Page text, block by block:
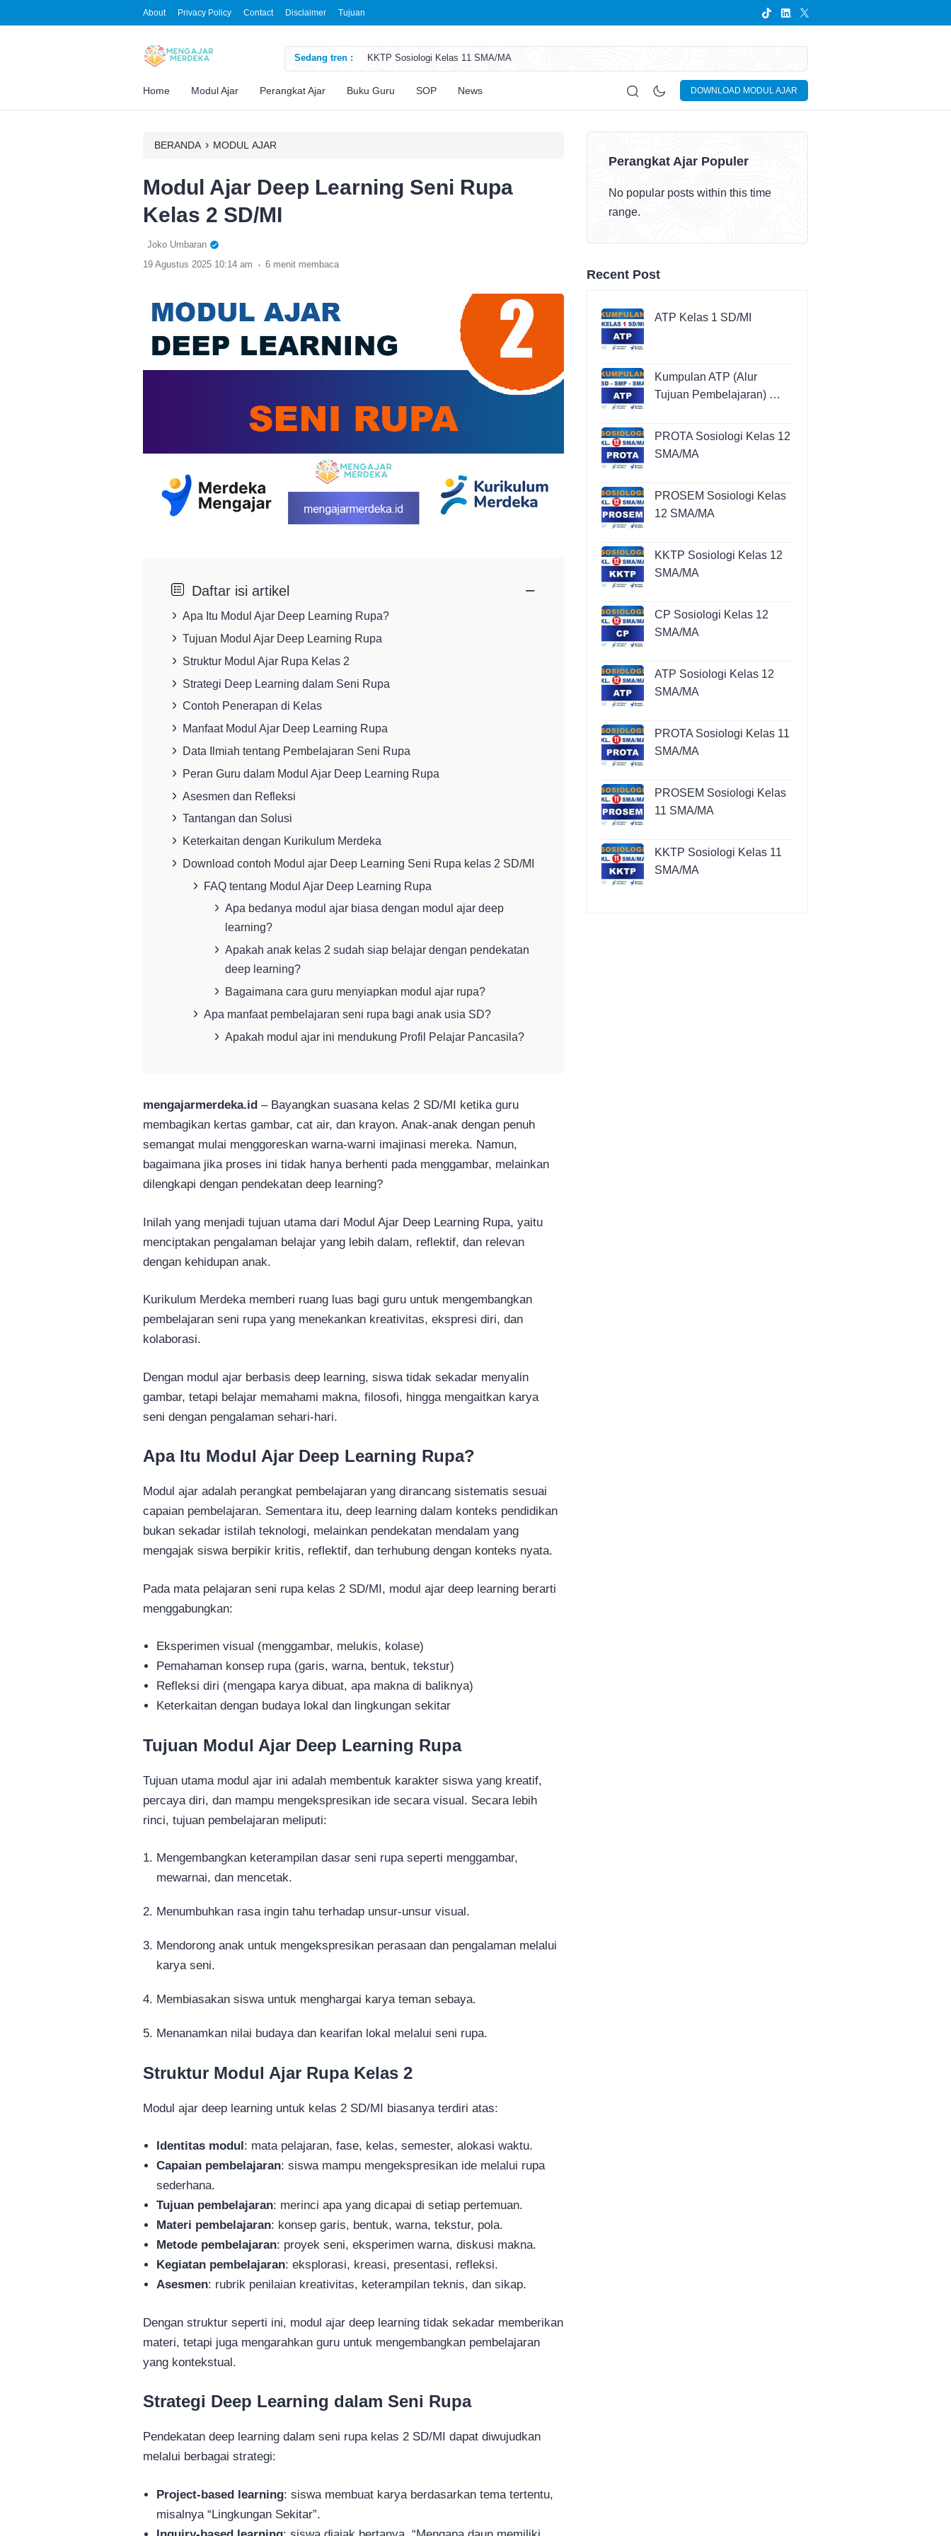
About Privacy Policy Contact Disclaimer Tujuan
Sedang tren :
KKTP Sosiologi Kelas 11 SMA/MA
ATP Seni Rupa Kelas 11 SMA/MA
ATP Sosiologi Kelas 11 SMA/MA
DOWNLOAD MODUL AJAR
Home Modul Ajar Perangkat Ajar Buku Guru SOP News
BERANDA › MODUL AJAR
Modul Ajar Deep Learning Seni Rupa
Kelas 2 SD/MI
Joko Umbaran
19 Agustus 2025 10:14 am . 6 menit membaca
Daftar isi artikel −
Apa Itu Modul Ajar Deep Learning Rupa?
Tujuan Modul Ajar Deep Learning Rupa
Struktur Modul Ajar Rupa Kelas 2
Strategi Deep Learning dalam Seni Rupa
Contoh Penerapan di Kelas
Manfaat Modul Ajar Deep Learning Rupa
Data Ilmiah tentang Pembelajaran Seni Rupa
Peran Guru dalam Modul Ajar Deep Learning Rupa
Asesmen dan Refleksi
Tantangan dan Solusi
Keterkaitan dengan Kurikulum Merdeka
Download contoh Modul ajar Deep Learning Seni Rupa kelas 2 SD/MI
FAQ tentang Modul Ajar Deep Learning Rupa
Apa bedanya modul ajar biasa dengan modul ajar deep
learning?
Apakah anak kelas 2 sudah siap belajar dengan pendekatan
deep learning?
Bagaimana cara guru menyiapkan modul ajar rupa?
Apa manfaat pembelajaran seni rupa bagi anak usia SD?
Apakah modul ajar ini mendukung Profil Pelajar Pancasila?
mengajarmerdeka.id – Bayangkan suasana kelas 2 SD/MI ketika guru
membagikan kertas gambar, cat air, dan krayon. Anak-anak dengan penuh
semangat mulai menggoreskan warna-warni imajinasi mereka. Namun,
bagaimana jika proses ini tidak hanya berhenti pada menggambar, melainkan
dilengkapi dengan pendekatan deep learning?
Inilah yang menjadi tujuan utama dari Modul Ajar Deep Learning Rupa, yaitu
menciptakan pengalaman belajar yang lebih dalam, reflektif, dan relevan
dengan kehidupan anak.
Kurikulum Merdeka memberi ruang luas bagi guru untuk mengembangkan
pembelajaran seni rupa yang menekankan kreativitas, ekspresi diri, dan
kolaborasi.
Dengan modul ajar berbasis deep learning, siswa tidak sekadar menyalin
gambar, tetapi belajar memahami makna, filosofi, hingga mengaitkan karya
seni dengan pengalaman sehari-hari.
Apa Itu Modul Ajar Deep Learning Rupa?
Modul ajar adalah perangkat pembelajaran yang dirancang sistematis sesuai
capaian pembelajaran. Sementara itu, deep learning dalam konteks pendidikan
bukan sekadar istilah teknologi, melainkan pendekatan mendalam yang
mengajak siswa berpikir kritis, reflektif, dan terhubung dengan konteks nyata.
Pada mata pelajaran seni rupa kelas 2 SD/MI, modul ajar deep learning berarti
menggabungkan:
Eksperimen visual (menggambar, melukis, kolase)
Pemahaman konsep rupa (garis, warna, bentuk, tekstur)
Refleksi diri (mengapa karya dibuat, apa makna di baliknya)
Keterkaitan dengan budaya lokal dan lingkungan sekitar
Tujuan Modul Ajar Deep Learning Rupa
Tujuan utama modul ajar ini adalah membentuk karakter siswa yang kreatif,
percaya diri, dan mampu mengekspresikan ide secara visual. Secara lebih
rinci, tujuan pembelajaran meliputi:
Mengembangkan keterampilan dasar seni rupa seperti menggambar,
mewarnai, dan mencetak.
Menumbuhkan rasa ingin tahu terhadap unsur-unsur visual.
Mendorong anak untuk mengekspresikan perasaan dan pengalaman melalui
karya seni.
Membiasakan siswa untuk menghargai karya teman sebaya.
Menanamkan nilai budaya dan kearifan lokal melalui seni rupa.
Struktur Modul Ajar Rupa Kelas 2
Modul ajar deep learning untuk kelas 2 SD/MI biasanya terdiri atas:
Identitas modul : mata pelajaran, fase, kelas, semester, alokasi waktu.
Capaian pembelajaran: siswa mampu mengekspresikan ide melalui rupa
sederhana.
Tujuan pembelajaran: merinci apa yang dicapai di setiap pertemuan.
Materi pembelajaran: konsep garis, bentuk, warna, tekstur, pola.
Metode pembelajaran: proyek seni, eksperimen warna, diskusi makna.
Kegiatan pembelajaran: eksplorasi, kreasi, presentasi, refleksi.
Asesmen: rubrik penilaian kreativitas, keterampilan teknis, dan sikap.
Dengan struktur seperti ini, modul ajar deep learning tidak sekadar memberikan
materi, tetapi juga mengarahkan guru untuk mengembangkan pembelajaran
yang kontekstual.
Strategi Deep Learning dalam Seni Rupa
Pendekatan deep learning dalam seni rupa kelas 2 SD/MI dapat diwujudkan
melalui berbagai strategi:
Project-based learning: siswa membuat karya berdasarkan tema tertentu,
misalnya “Lingkungan Sekitar”.
Perangkat Ajar Populer
No popular posts within this time
range.
Recent Post
ATP Kelas 1 SD/MI
Kumpulan ATP (Alur
Tujuan Pembelajaran) …
PROTA Sosiologi Kelas 12
SMA/MA
PROSEM Sosiologi Kelas
12 SMA/MA
KKTP Sosiologi Kelas 12
SMA/MA
CP Sosiologi Kelas 12
SMA/MA
ATP Sosiologi Kelas 12
SMA/MA
PROTA Sosiologi Kelas 11
SMA/MA
PROSEM Sosiologi Kelas
11 SMA/MA
KKTP Sosiologi Kelas 11
SMA/MA